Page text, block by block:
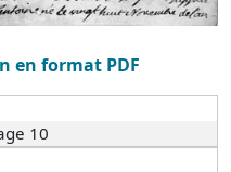
en format PDF
10